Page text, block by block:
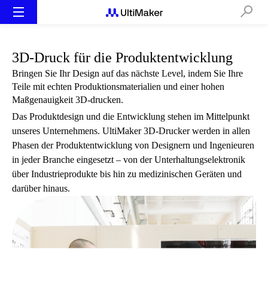
3D-Druck für die Produktentwicklung
Bringen Sie Ihr Design auf das nächste Level, indem Sie Ihre
Teile mit echten Produktionsmaterialien und einer hohen
Maßgenauigkeit 3D-drucken.
Das Produktdesign und die Entwicklung stehen im Mittelpunkt
unseres Unternehmens. UltiMaker 3D-Drucker werden in allen
Phasen der Produktentwicklung von Designern und Ingenieuren
in jeder Branche eingesetzt – von der Unterhaltungselektronik
über Industrieprodukte bis hin zu medizinischen Geräten und
darüber hinaus.